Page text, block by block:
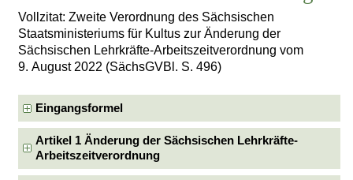
Vollzitat: Zweite Verordnung des Sächsischen
Staatsministeriums für Kultus zur Änderung der
Sächsischen Lehrkräfte-Arbeitszeitverordnung vom
9. August 2022 (SächsGVBl. S. 496)
Eingangsformel
Artikel 1 Änderung der Sächsischen Lehrkräfte-
Arbeitszeitverordnung